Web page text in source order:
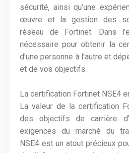
sécurité, ainsi qu’une
œuvre et la gestion des
réseau de Fortinet. Dans
nécessaire pour obtenir la
d’une personne à l’autre et
et de vos objectifs.
La certification Fortinet NSE4
La valeur de la certification
des objectifs de carrière
exigences du marché du
NSE4 est un atout précieux